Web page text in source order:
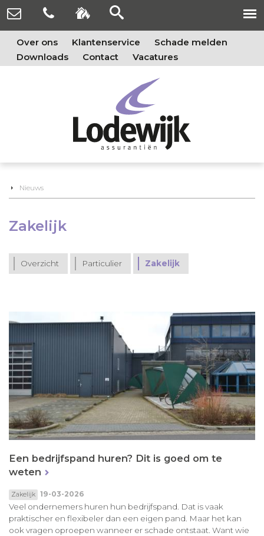
Over ons Klantenservice
Schade melden
Downloads
Contact Vacatures
Nieuws
Zakelijk
Overzicht Particulier Zakelijk
Een bedrijfspand huren? Dit is goed om te
weten
Zakelijk 19-03-2026
Veel ondernemers huren hun bedrijfspand. Dat is vaak
praktischer en flexibeler dan een eigen pand. Maar het kan
ook vragen oproepen wanneer er schade ontstaat. Want wie